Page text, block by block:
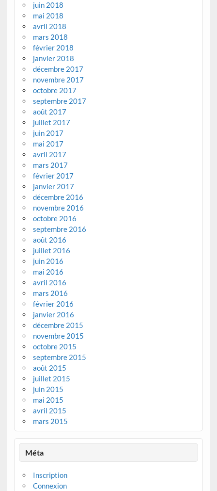
juin 2018
mai 2018
avril 2018
mars 2018
février 2018
janvier 2018
décembre 2017
novembre 2017
octobre 2017
septembre 2017
août 2017
juillet 2017
juin 2017
mai 2017
avril 2017
mars 2017
février 2017
janvier 2017
décembre 2016
novembre 2016
octobre 2016
septembre 2016
août 2016
juillet 2016
juin 2016
mai 2016
avril 2016
mars 2016
février 2016
janvier 2016
décembre 2015
novembre 2015
octobre 2015
septembre 2015
août 2015
juillet 2015
juin 2015
mai 2015
avril 2015
mars 2015
Méta
Inscription
Connexion